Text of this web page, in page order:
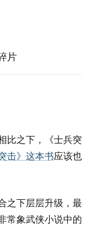
片
比之下，《士兵突
击》这本书应该也
之下层层升级，最
常象武侠小说中的